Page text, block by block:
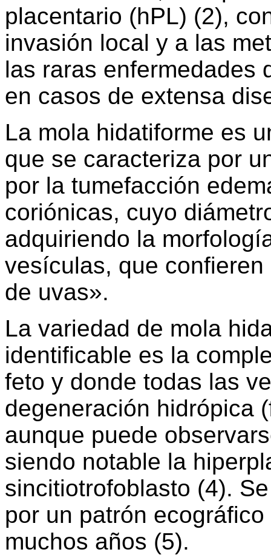
placentario (hPL) (2),
invasión local y a las
las raras enfermedades
en casos de extensa
La mola hidatiforme es
que se caracteriza por
por la tumefacción
coriónicas, cuyo
adquiriendo la
vesículas, que
de uvas».
La variedad de mola
identificable es la
feto y donde todas las
degeneración hidrópica
aunque puede
siendo notable la
sincitiotrofoblasto (4).
por un patrón
muchos años (5).